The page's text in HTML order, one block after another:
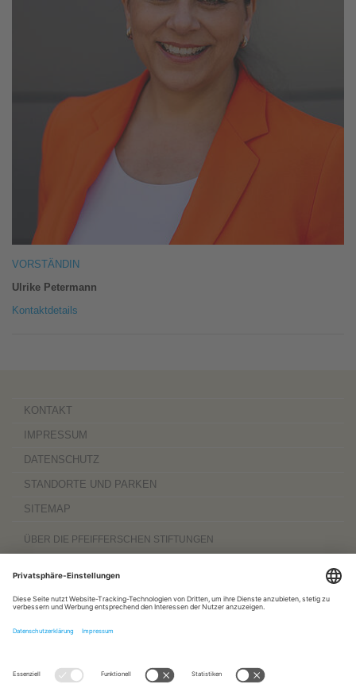
VORSTÄNDIN
Ulrike Petermann
Kontaktdetails
KONTAKT
IMPRESSUM
DATENSCHUTZ
STANDORTE UND PARKEN
SITEMAP
ÜBER DIE PFEIFFERSCHEN STIFTUNGEN
Komplexträger und bieten
Menschen mit Behinderung, außerdemWerkstättenmit ca. 600 Beschäftigten
hinaus sind sie zu 100 Prozent am
www.pfeiffersche-stiftungen.de